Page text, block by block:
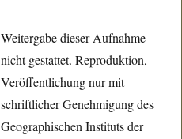
Weitergabe dieser Aufnahme
nicht gestattet. Reproduktion,
Veröffentlichung nur mit
schriftlicher Genehmigung des
Geographischen Instituts der